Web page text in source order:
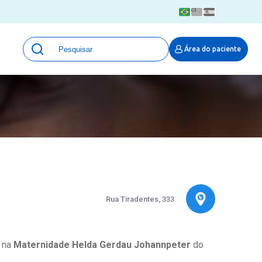
Área do paciente
Unidades
Qualidade e Segurança em saúde
Pesquisa Hospital Moinhos de Vento
Pronto Atendimento Digital
Rua Tiradentes, 333
Maternidade Helda Gerdau Johannpeter do